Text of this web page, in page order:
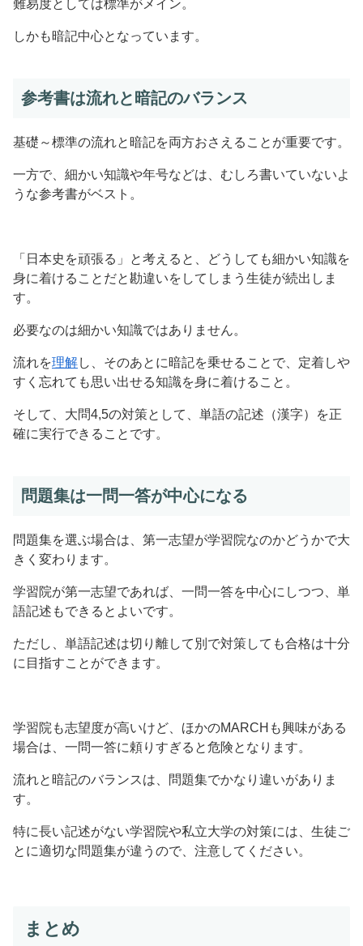
難易度としては標準がメイン。
しかも暗記中心となっています。
参考書は流れと暗記のバランス
基礎～標準の流れと暗記を両方おさえることが重要です。
一方で、細かい知識や年号などは、むしろ書いていないよ
うな参考書がベスト。
「日本史を頑張る」と考えると、どうしても細かい知識を
身に着けることだと勘違いをしてしまう生徒が続出しま
す。
必要なのは細かい知識ではありません。
流れを理解し、そのあとに暗記を乗せることで、定着しや
すく忘れても思い出せる知識を身に着けること。
そして、大問4,5の対策として、単語の記述（漢字）を正
確に実行できることです。
問題集は一問一答が中心になる
問題集を選ぶ場合は、第一志望が学習院なのかどうかで大
きく変わります。
学習院が第一志望であれば、一問一答を中心にしつつ、単
語記述もできるとよいです。
ただし、単語記述は切り離して別で対策しても合格は十分
に目指すことができます。
学習院も志望度が高いけど、ほかのMARCHも興味がある
場合は、一問一答に頼りすぎると危険となります。
流れと暗記のバランスは、問題集でかなり違いがありま
す。
特に長い記述がない学習院や私立大学の対策には、生徒ご
とに適切な問題集が違うので、注意してください。
まとめ